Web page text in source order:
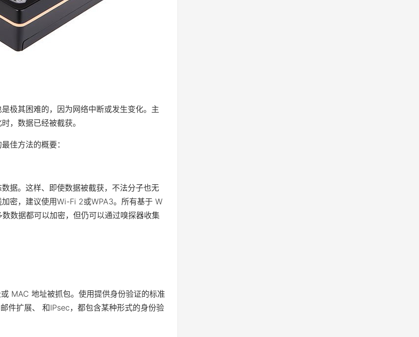
极其困难的，因为网络中断或发生变化。主
，数据已经被截获。
佳方法的概要：
据。这样、即使数据被截获，不法分子也无
密，建议使用Wi-Fi 2或WPA3。所有基于 W
数据都可以加密，但仍可以通过嗅探器收集
MAC 地址被抓包。使用提供身份验证的标准
件扩展、 和IPsec，都包含某种形式的身份验